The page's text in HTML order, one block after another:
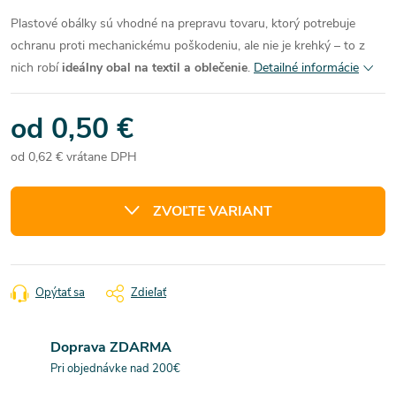
Plastové obálky sú vhodné na prepravu tovaru, ktorý potrebuje
ochranu proti mechanickému poškodeniu, ale nie je krehký – to z
nich robíideálny obal na textil a oblečenie. Detailné informácie
od 0,50 €
od 0,62 € vrátane DPH
cena:
ZVOĽTE VARIANT
Opýtať sa Zdieľať
Doprava ZDARMA
Pri objednávke nad 200€